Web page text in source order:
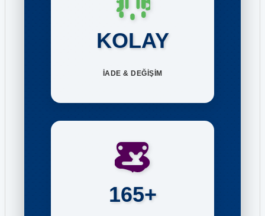
KOLAY
İADE & DEĞİŞİM
165+